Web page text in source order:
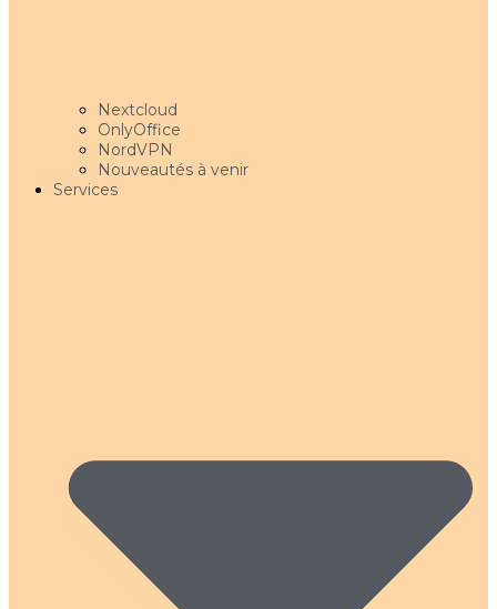
Nextcloud
OnlyOffice
NordVPN
Nouveautés à venir
Services